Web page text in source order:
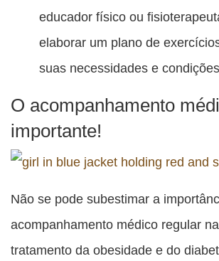
educador físico ou
elaborar um plano de
suas necessidades e
O acompanhamento
importante!
Não se pode subestimar a
acompanhamento médico regular
tratamento da obesidade e do